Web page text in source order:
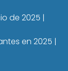
de 2025 |
en 2025 |